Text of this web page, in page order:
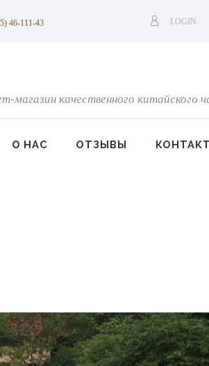
111-43 LOGIN
магазин качественного китайского
О НАС ОТЗЫВЫ